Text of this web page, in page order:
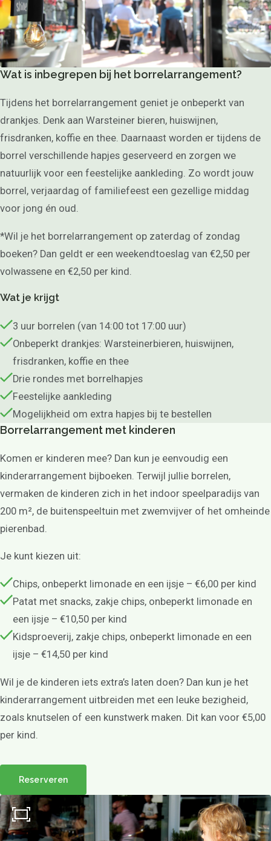
Wat is inbegrepen bij het borrelarrangement?
Tijdens het borrelarrangement geniet je onbeperkt van
drankjes. Denk aan Warsteiner bieren, huiswijnen,
frisdranken, koffie en thee. Daarnaast worden er tijdens de
borrel verschillende hapjes geserveerd en zorgen we
natuurlijk voor een feestelijke aankleding. Zo wordt jouw
borrel, verjaardag of familiefeest een gezellige middag
voor jong én oud.
*Wil je het borrelarrangement op zaterdag of zondag
boeken? Dan geldt er een weekendtoeslag van €2,50 per
volwassene en €2,50 per kind.
Wat je krijgt
3 uur borrelen (van 14:00 tot 17:00 uur)
Onbeperkt drankjes: Warsteinerbieren, huiswijnen,
frisdranken, koffie en thee
Drie rondes met borrelhapjes
Feestelijke aankleding
Mogelijkheid om extra hapjes bij te bestellen
Borrelarrangement met kinderen
Komen er kinderen mee? Dan kun je eenvoudig een
kinderarrangement bijboeken. Terwijl jullie borrelen,
vermaken de kinderen zich in het indoor speelparadijs van
200 m², de buitenspeeltuin met zwemvijver of het omheinde
pierenbad.
Je kunt kiezen uit:
Chips, onbeperkt limonade en een ijsje – €6,00 per kind
Patat met snacks, zakje chips, onbeperkt limonade en
een ijsje – €10,50 per kind
Kidsproeverij, zakje chips, onbeperkt limonade en een
ijsje – €14,50 per kind
Wil je de kinderen iets extra’s laten doen? Dan kun je het
kinderarrangement uitbreiden met een leuke bezigheid,
zoals knutselen of een kunstwerk maken. Dit kan voor €5,00
per kind.
Reserveren